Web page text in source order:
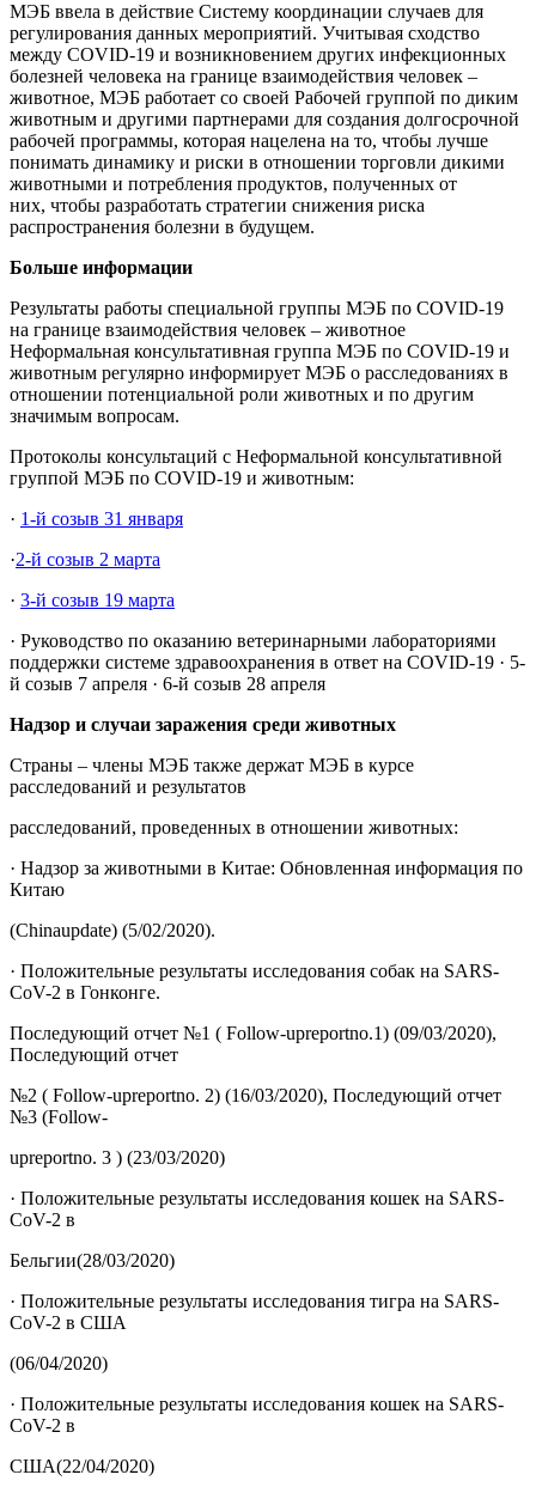
МЭБ ввела в действие Систему координации случаев для
регулирования данных мероприятий. Учитывая сходство
между COVID-19 и возникновением других инфекционных
болезней человека на границе взаимодействия человек –
животное, МЭБ работает со своей Рабочей группой по диким
животным и другими партнерами для создания долгосрочной
рабочей программы, которая нацелена на то, чтобы лучше
понимать динамику и риски в отношении торговли дикими
животными и потребления продуктов, полученных от
них, чтобы разработать стратегии снижения риска
распространения болезни в будущем.
Больше информации
Результаты работы специальной группы МЭБ по COVID-19
на границе взаимодействия человек – животное
Неформальная консультативная группа МЭБ по COVID-19 и
животным регулярно информирует МЭБ о расследованиях в
отношении потенциальной роли животных и по другим
значимым вопросам.
Протоколы консультаций с Неформальной консультативной
группой МЭБ по COVID-19 и животным:
· 1-й созыв 31 января
·2-й созыв 2 марта
· 3-й созыв 19 марта
· Руководство по оказанию ветеринарными лабораториями
поддержки системе здравоохранения в ответ на COVID-19 · 5-
й созыв 7 апреля · 6-й созыв 28 апреля
Надзор и случаи заражения среди животных
Страны – члены МЭБ также держат МЭБ в курсе
расследований и результатов
расследований, проведенных в отношении животных:
· Надзор за животными в Китае: Обновленная информация по
Китаю
(Chinaupdate) (5/02/2020).
· Положительные результаты исследования собак на SARS-
CoV-2 в Гонконге.
Последующий отчет №1 ( Follow-upreportno.1) (09/03/2020),
Последующий отчет
№2 ( Follow-upreportno. 2) (16/03/2020), Последующий отчет
№3 (Follow-
upreportno. 3 ) (23/03/2020)
· Положительные результаты исследования кошек на SARS-
CoV-2 в
Бельгии(28/03/2020)
· Положительные результаты исследования тигра на SARS-
CoV-2 в США
(06/04/2020)
· Положительные результаты исследования кошек на SARS-
CoV-2 в
США(22/04/2020)